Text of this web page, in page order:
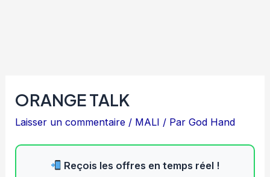
ORANGE TALK
Laisser un commentaire / MALI / ParGod Hand
Reçois les offres en temps réel !